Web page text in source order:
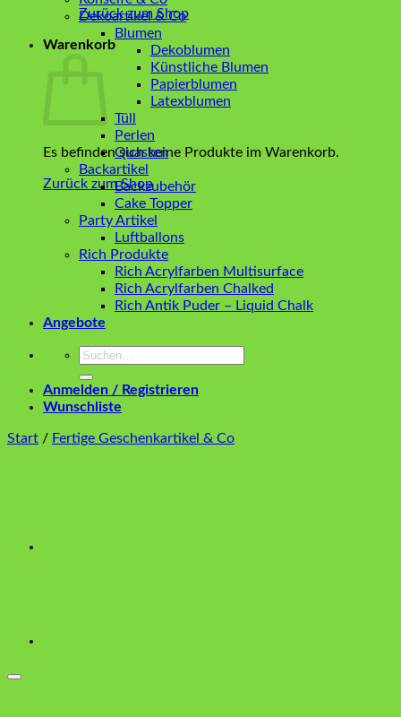
Zurück zum Shop
Warenkorb
Es befinden sich keine Produkte im Warenkorb.
Zurück zum Shop
Dekoartikel & Co
Blumen
Dekoblumen
Künstliche Blumen
Papierblumen
Latexblumen
Tüll
Perlen
Quasten
Backartikel
Backzubehör
Cake Topper
Party Artikel
Luftballons
Rich Produkte
Rich Acrylfarben Multisurface
Rich Acrylfarben Chalked
Rich Antik Puder – Liquid Chalk
Angebote
Suchen
Anmelden / Registrieren
Wunschliste
Start / Fertige Geschenkartikel & Co